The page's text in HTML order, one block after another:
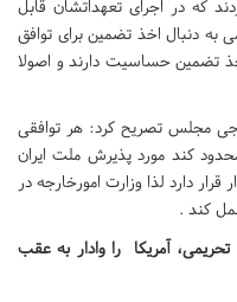
که در اجرای تعهداتشان قابل
به دنبال اخذ تضمین برای توافق
تضمین حساسیت دارند و اصولا
مجلس تصریح کرد: هر توافقی
کند مورد پذیرش ملت ایران
دارد لذا وزارت امورخارجه در
کند .
آمریکا را وادار به عقب